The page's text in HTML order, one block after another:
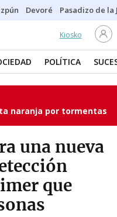
Devoré Pasadizo de la
Kiosko
POLÍTICA
naranja por tormentas
una nueva
que